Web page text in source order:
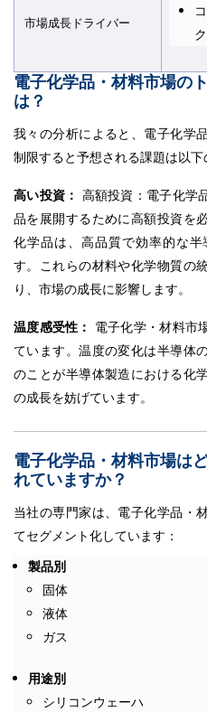
市場成長ドライバー
電子化学品・材料市場の
は？
我々の分析によると、電子化学
制限すると予想される課題は以下
高い投資： 高額投資：電子化学
品を展開するために高額投資を
化学品は、高品質で効率的な
す。これらの材料や化学物質の
り、市場の成長に影響します。
温度感受性： 電子化学・材料市
ています。温度の変化は半導体
のことが半導体製造における化
の成長を妨げています。
電子化学品・材料市場は
れていますか？
当社の専門家は、電子化学品・
てセグメント化しています：
製品別
固体
液体
ガス
用途別
シリコンウェーハ